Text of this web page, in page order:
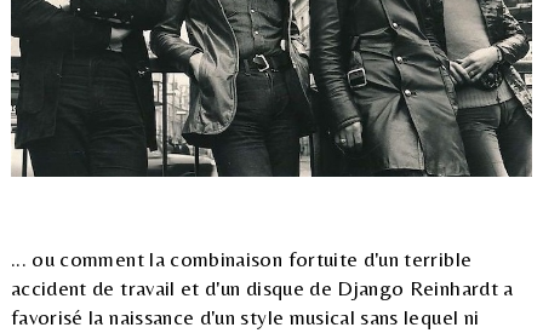
... ou comment la combinaison fortuite d'un terrible
accident de travail et d'un disque de Django Reinhardt a
favorisé la naissance d'un style musical sans lequel ni